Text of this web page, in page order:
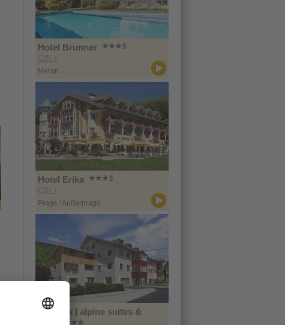
Hotel Brunner
CIN +
Meran
Hotel Erika
CIN +
Prags / Außerprags
Zin Park | alpine suites &